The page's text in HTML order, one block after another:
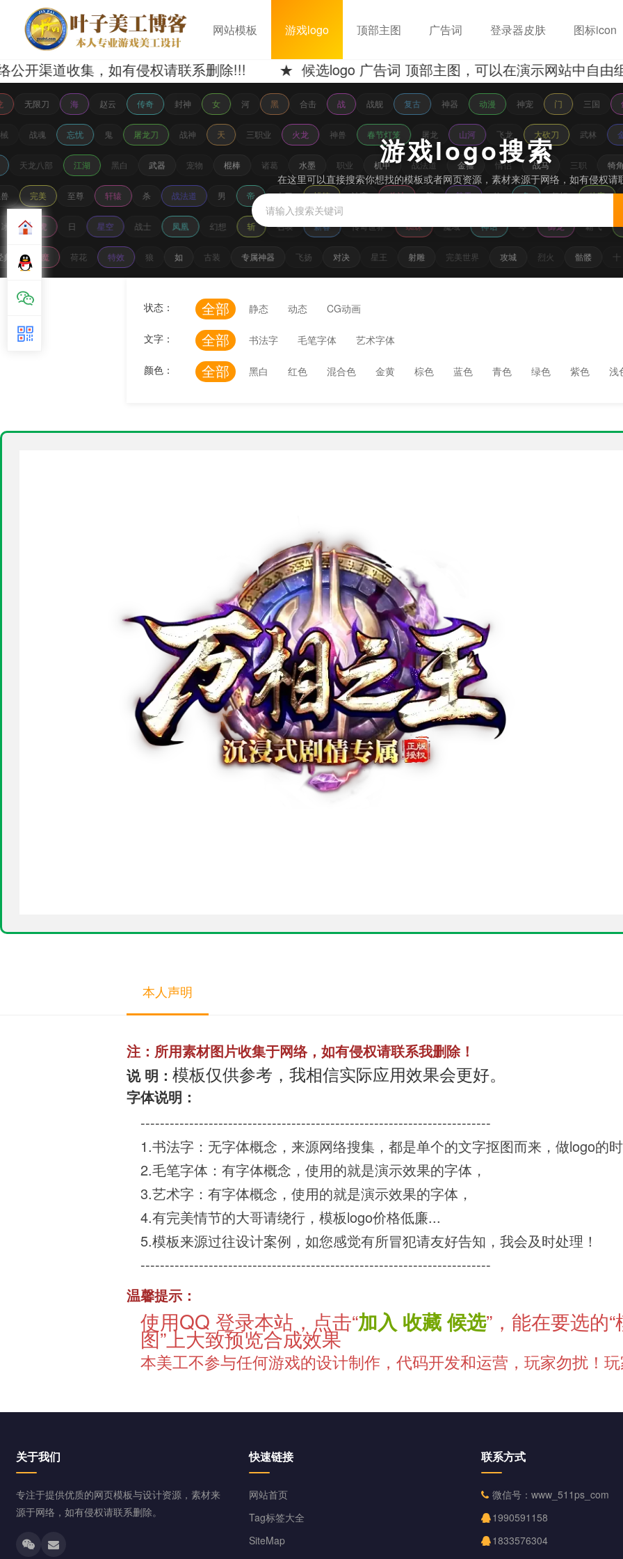
网站模板 游戏logo 顶部主图 广告词 登录器皮肤 图标icon
渠道收集，如有侵权请联系删除!!! ★ 候选logo 广告词 顶部主图，可以在演示网站中自由组合
无限刀 海 赵云 传奇 封神 女 河 黑 合击 战 战舰 复古 神器 动漫 神宠 门 三国
战魂 忘忧 鬼 屠龙刀 战神 天 三职业 火龙 神兽 春节灯笼 屠龙 山河 飞龙 大砍刀 武林
天龙八部 江湖 黑白 武器 宠物 棍棒 诸葛 水墨 职业 机甲 战法道 金箍 情侣 战马 三职 犄角
完美 至尊 轩辕 杀 战法道 男 帝 大刀 蜡笔 神鹰 杀神 龍 焚天 仙 象 祭坛 侠客
雪 虎 日 星空 战士 凤凰 幻想 斩 召唤 新春 传奇世界 蜘蛛 魔域 神话 琴 御龙 霸气
典 恶魔 荷花 特效 狼 如 古装 专属神器 飞扬 对决 星王 射雕 完美世界 攻城 烈火 骷髅 十
游戏logo搜索
在这里可以直接搜索你想找的模板或者网页资源，素材来源于网络，如有侵权请
状态： 全部 静态 动态 CG动画
文字： 全部 书法字 毛笔字体 艺术字体
颜色： 全部 黑白 红色 混合色 金黄 棕色 蓝色 青色 绿色 紫色 浅
本人声明
注：所用素材图片收集于网络，如有侵权请联系我删除！
说 明： 模板仅供参考，我相信实际应用效果会更好。
字体说明：
------------------------------------------------------------------------
1.书法字：无字体概念，来源网络搜集，都是单个的文字抠图而来，做logo的
2.毛笔字体：有字体概念，使用的就是演示效果的字体，
3.艺术字：有字体概念，使用的就是演示效果的字体，
4.有完美情节的大哥请绕行，模板logo价格低廉...
5.模板来源过往设计案例，如您感觉有所冒犯请友好告知，我会及时处理！
------------------------------------------------------------------------
温馨提示：
使用QQ 登录本站，点击“加入 收藏 候选”，能在要选的
图”上大致预览合成效果
本美工不参与任何游戏的设计制作，代码开发和运营，玩家勿扰！玩
关于我们
专注于提供优质的网页模板与设计资源，素材来
源于网络，如有侵权请联系删除。
快速链接
网站首页
Tag标签大全
SiteMap
联系方式
微信号：www_511ps_com
1990591158
1833576304